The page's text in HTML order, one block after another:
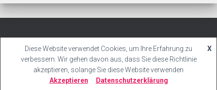
ALLGEMEINE GESCHÄFTSBEDINGUNGEN / WIDERRUF
Diese Website verwendet Cookies, um Ihre Erfahrung zu
verbessern. Wir gehen davon aus, dass Sie diese Richtlinie
akzeptieren, solange Sie diese Website verwenden
X
Akzeptieren Datenschutzerklärung